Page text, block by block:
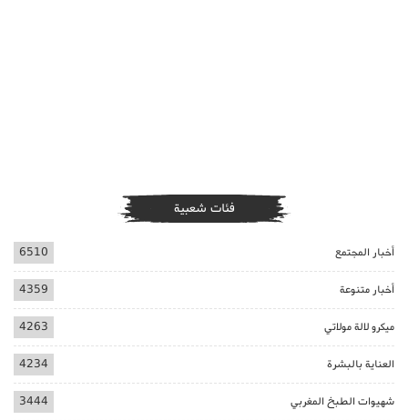
فئات شعبية
أخبار المجتمع 6510
أخبار متنوعة 4359
ميكرو لالة مولاتي 4263
العناية بالبشرة 4234
شهيوات الطبخ المغربي 3444